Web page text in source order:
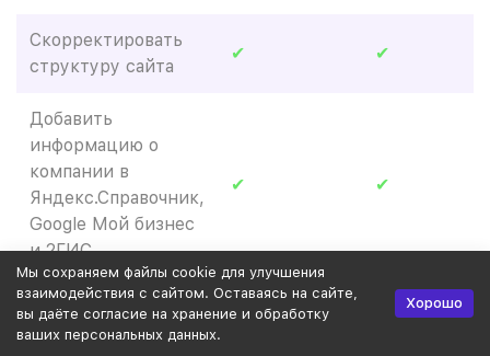
Скорректировать
структуру сайта
✔ ✔
Добавить
информацию о
компании в
Яндекс.Справочник,
Google Мой бизнес
и 2ГИС
✔ ✔
Доработать
внутреннюю
Мы сохраняем файлы cookie для улучшения
взаимодействия с сайтом. Оставаясь на сайте,
вы даёте согласие на хранение и обработку
ваших персональных данных.
Хорошо